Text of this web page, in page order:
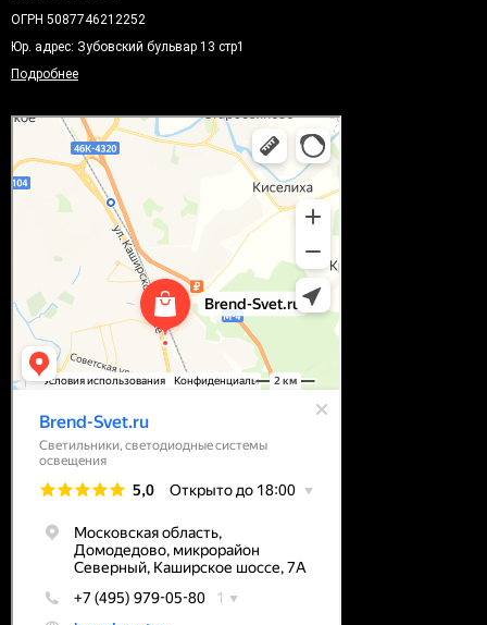
ОГРН 5087746212252
Юр. адрес: Зубовский бульвар 13 стр1
Подробнее